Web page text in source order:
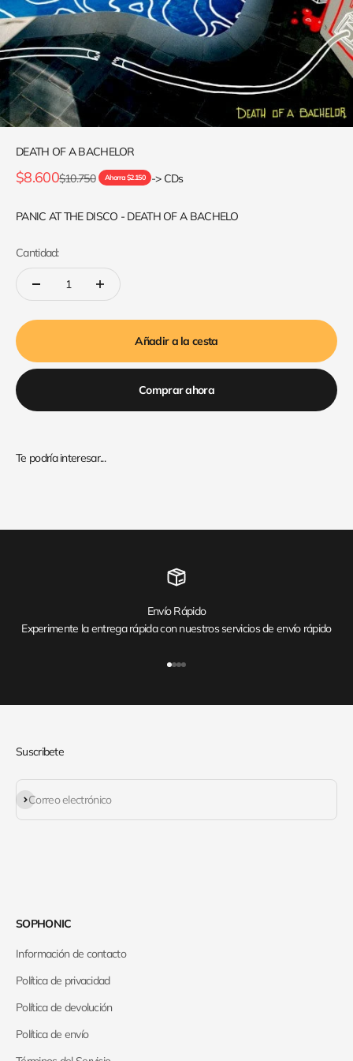
DEATH OF A BACHELOR
Precio de oferta
$8.600Precio normal
$10.750 Ahorra $2.150 -> CDs
PANIC AT THE DISCO - DEATH OF A BACHELO
Cantidad:
Añadir a la cesta
Comprar ahora
Envío Rápido
Experimente la entrega rápida con nuestros servicios de envío rápido
Suscribete
Correo electrónico
Suscribirse
SOPHONIC
Información de contacto
Política de privacidad
Política de devolución
Política de envío